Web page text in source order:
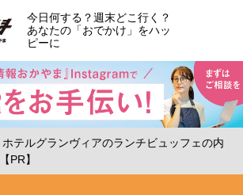
今日何する？週末どこ行く？
あなたの「おでかけ」をハッ
ピーに
ホテルグランヴィアのランチビュッフェの内
PR】